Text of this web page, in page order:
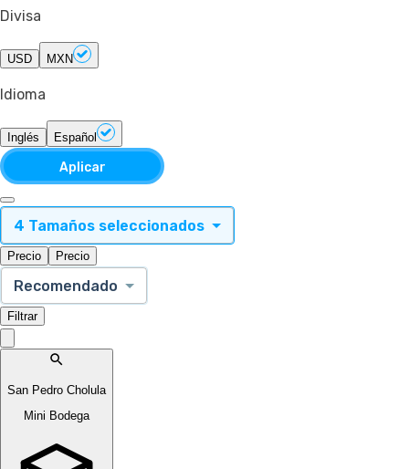
Divisa
USD MXN
Idioma
Inglés Español
Aplicar
4 Tamaños seleccionados
Precio Precio
Recomendado
Filtrar
San Pedro Cholula
Mini Bodega